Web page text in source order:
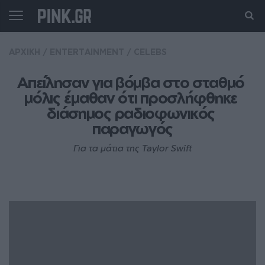
Aπείλησαν για βόμβα στο σταθμό
μόλις έμαθαν ότι προσλήφθηκε
διάσημος ραδιοφωνικός
παραγωγός
Για τα μάτια της Taylor Swift